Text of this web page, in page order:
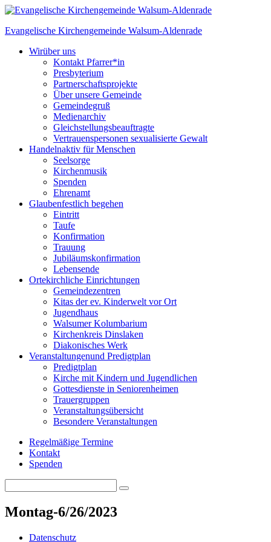
Skip
content
Evangelische Kirchengemeinde Walsum-Aldenrade
Wirüber uns
Kontakt Pfarrer*in
Presbyterium
Partnerschaftsprojekte
Über unsere Gemeinde
Gemeindegruß
Medienarchiv
Gleichstellungs­beauftragte
Vertrauenspersonen sexualisierte Gewalt
Handelnaktiv für Menschen
Seelsorge
Kirchenmusik
Spenden
Ehrenamt
Glaubenfestlich begehen
Eintritt
Taufe
Konfirmation
Trauung
Jubiläumskonfirmation
Lebensende
Ortekirchliche Einrichtungen
Gemeindezentren
Kitas der ev. Kinderwelt vor Ort
Jugendhaus
Walsumer Kolumbarium
Kirchenkreis Dinslaken
Diakonisches Werk
Veranstaltungenund Predigtplan
Predigtplan
Kirche mit Kindern und Jugendlichen
Gottesdienste in Seniorenheimen
Trauergruppen
Veranstaltungsübersicht
Besondere Veranstaltungen
Regelmäßige Termine
Kontakt
Spenden
for:
Search
Montag-6/26/2023
Datenschutz